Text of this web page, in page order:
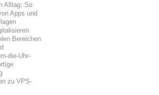
Alltag: So
Apps und
Bereichen
die-Uhr-
zu VPS-